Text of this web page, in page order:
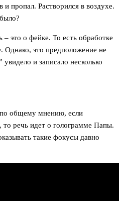
и пропал. Растворился в воздухе.
это о фейке. То есть обработке
Однако, это предположение не
и записало несколько
общему мнению, если
то речь идет о голограмме Папы.
такие фокусы давно